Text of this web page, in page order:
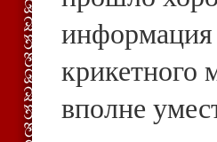
информация
крикетного
вполне